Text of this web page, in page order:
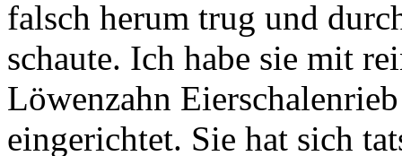
falsch herum trug und
schaute. Ich habe sie mit
Löwenzahn
eingerichtet. Sie hat sich